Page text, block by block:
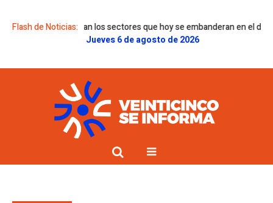
Flash de Noticias:
estaban los sectores que hoy se embanderan en el discurso
Jueves 6 de agosto de 2026